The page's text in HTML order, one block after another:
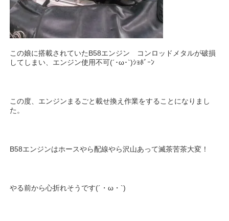
この娘に搭載されていたB58エンジン コンロッドメタルが破損
してしまい、エンジン使用不可(´･ω･`)ｼｮﾎﾞｰﾝ
この度、エンジンまるごと載せ換え作業をすることになりまし
た。
B58エンジンはホースやら配線やら沢山あって滅茶苦茶大変！
やる前から心折れそうです(´・ω・`)